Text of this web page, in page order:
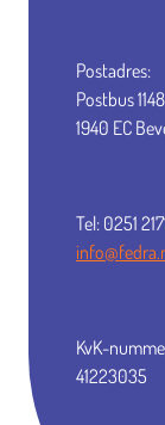
Postadres:
Postbus 1148
1940 EC
Tel: 0251
KvK-
41223035